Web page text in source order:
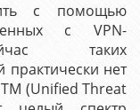
с помощью
с VPN-
таких
нет
(Unified Threat